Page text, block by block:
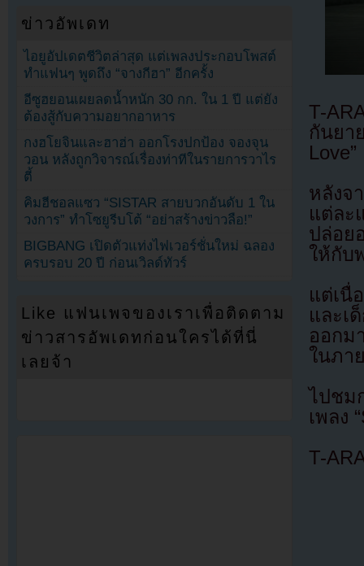
T-
กันยา
หลังจ
แต่ละ
ปล่อย
ให้กับ
แต่เนื่
และเ
ออกม
ในภา
ไปชม
เพลง
T-
ข่าวอัพเดท
ไอยูอัปเดตชีวิตล่าสุด แต่เพลงประกอบโพสต์
ทำแฟนๆ พูดถึง “จางกีฮา” อีกครั้ง
อีซูฮยอนเผยลดน้ำหนัก 30 กก. ใน 1 ปี แต่ยัง
ต้องสู้กับความอยากอาหาร
กงฮโยจินและฮาฮ่า ออกโรงปกป้อง จองจุน
วอน หลังถูกวิจารณ์เรื่องท่าทีในรายการวาไร
ตี้
คิมฮีชอลแซว “SISTAR สายบวกอันดับ 1 ใน
วงการ” ทำโซยูรีบโต้ “อย่าสร้างข่าวลือ!”
BIGBANG เปิดตัวแท่งไฟเวอร์ชั่นใหม่ ฉลอง
ครบรอบ 20 ปี ก่อนเวิลด์ทัวร์
Like แฟนเพจของเราเพื่อติดตาม
ข่าวสารอัพเดทก่อนใครได้ที่นี่
เลยจ้า